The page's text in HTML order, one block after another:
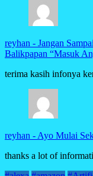
reyhan - Jangan
Balikpapan “Masuk
terima kasih infonya
reyhan - Ayo Mulai
thanks a lot of